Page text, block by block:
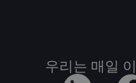
우리는 매일